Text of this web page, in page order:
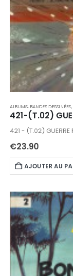
ALBUMS, BANDES DESSINÉES,
421-(T.02)
421 - (T.02)
€23.90
AJOUTER AU